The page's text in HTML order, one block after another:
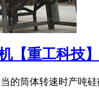
【重工科技】
的筒体转速时产吨